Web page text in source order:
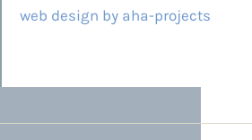
web design by aha-projects